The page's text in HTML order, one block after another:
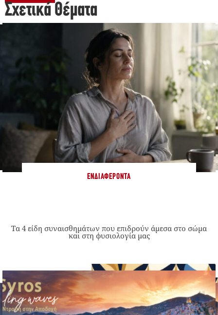
Σχετικά Θέματα
ΕΝΔΙΑΦΈΡΟΝΤΑ
Τα 4 είδη συναισθημάτων που επιδρούν άμεσα στο σώμα
και στη φυσιολογία μας